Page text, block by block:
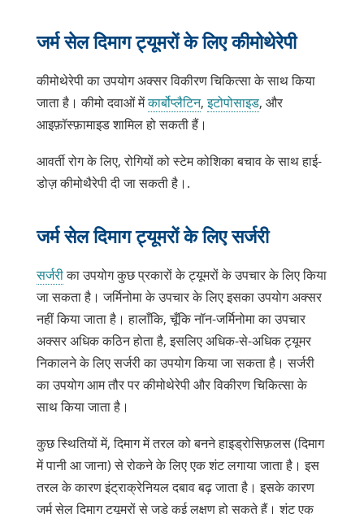
जर्म सेल दिमाग ट्यूमरों के लिए कीमोथेरेपी
कीमोथेरेपी का उपयोग अक्सर विकीरण चिकित्सा के साथ किया
जाता है। कीमो दवाओं मेंकार्बोप्लैटिन,इटोपोसाइड, और
आइफ़ॉस्फ़ामाइड शामिल हो सकती हैं।
आवर्ती रोग के लिए, रोगियों कोस्टेम कोशिका बचाव के साथ हाई-
डोज़ कीमोथैरेपी दी जा सकती है। .
जर्म सेल दिमाग ट्यूमरों के लिए सर्जरी
सर्जरीका उपयोग कुछ प्रकारों के ट्यूमरों के उपचार के लिए किया
जा सकता है। जर्मिनोमा के उपचार के लिए इसका उपयोग अक्सर
नहीं किया जाता है। हालाँकि, चूँकि नॉन-जर्मिनोमा का उपचार
अक्सर अधिक कठिन होता है, इसलिए अधिक-से-अधिक ट्यूमर
निकालने के लिए सर्जरी का उपयोग किया जा सकता है। सर्जरी
का उपयोग आम तौर पर कीमोथेरेपी और विकीरण चिकित्सा के
साथ किया जाता है।
कुछ स्थितियों में, दिमाग में तरल को बनने हाइड्रोसिफ़लस (दिमाग
में पानी आ जाना) से रोकने के लिए एक शंट लगाया जाता है। इस
तरल के कारण इंट्राक्रेनियल दबाव बढ़ जाता है। इसके कारण
जर्म सेल दिमाग ट्यूमरों से जुड़े कई लक्षण हो सकते हैं। शंट एक